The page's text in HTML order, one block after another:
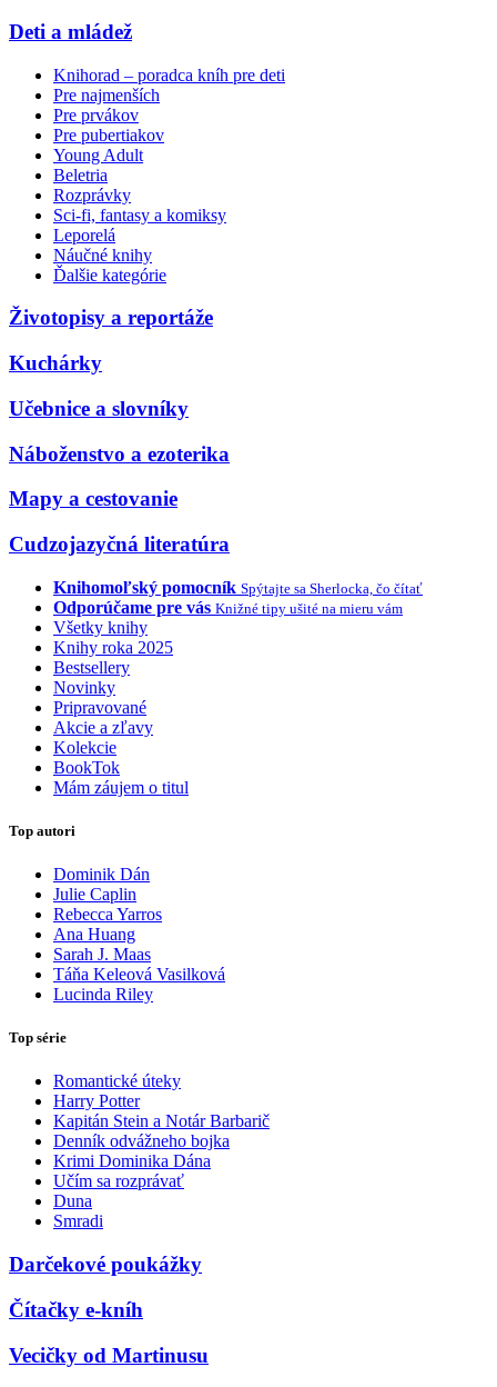
Deti a mládež
Knihorad – poradca kníh pre deti
Pre najmenších
Pre prvákov
Pre pubertiakov
Young Adult
Beletria
Rozprávky
Sci-fi, fantasy a komiksy
Leporelá
Náučné knihy
Ďalšie kategórie
Životopisy a reportáže
Kuchárky
Učebnice a slovníky
Náboženstvo a ezoterika
Mapy a cestovanie
Cudzojazyčná literatúra
Knihomoľský pomocník Spýtajte sa Sherlocka, čo čítať
Odporúčame pre vás Knižné tipy ušité na mieru vám
Všetky knihy
Knihy roka 2025
Bestsellery
Novinky
Pripravované
Akcie a zľavy
Kolekcie
BookTok
Mám záujem o titul
Top autori
Dominik Dán
Julie Caplin
Rebecca Yarros
Ana Huang
Sarah J. Maas
Táňa Keleová Vasilková
Lucinda Riley
Top série
Romantické úteky
Harry Potter
Kapitán Stein a Notár Barbarič
Denník odvážneho bojka
Krimi Dominika Dána
Učím sa rozprávať
Duna
Smradi
Darčekové poukážky
Čítačky e-kníh
Vecičky od Martinusu